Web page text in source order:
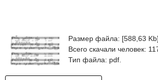
Размер файла: [588,63 Kb].
Всего скачали человек:
Тип файла: pdf.